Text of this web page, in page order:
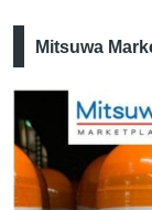
Mitsuwa